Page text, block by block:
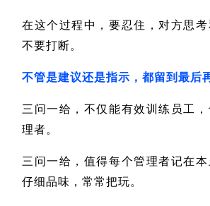
在这个过程中，要忍住，对方思考
不要打断。
不管是建议还是指示，都留到最后
三问一给，不仅能有效训练员工
理者。
三问一给，值得每个管理者记在本
仔细品味，常常把玩。